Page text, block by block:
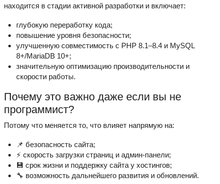
находится в стадии активной разработки и включает:
глубокую переработку кода;
повышение уровня безопасности;
улучшенную совместимость с PHP 8.1–8.4 и MySQL
8+/MariaDB 10+;
значительную оптимизацию производительности и
скорости работы.
Почему это важно даже если вы не
программист?
Потому что меняется то, что влияет напрямую на:
📌 безопасность сайта;
⚡ скорость загрузки страниц и админ-панели;
💾 срок жизни и поддержку сайта у хостингов;
🔧 возможность дальнейшего развития и обновлений.